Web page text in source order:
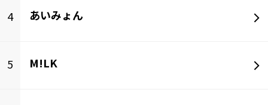
4 あいみょん
5 M!LK